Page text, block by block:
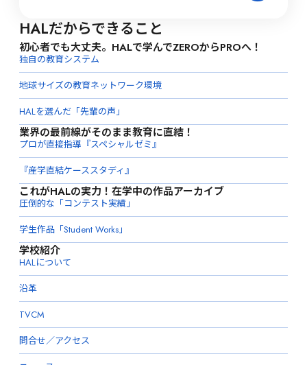
HALだからできること
初心者でも大丈夫。HALで学んでZEROからPROへ！
独自の教育システム
地球サイズの教育ネットワーク環境
HALを選んだ「先輩の声」
業界の最前線がそのまま教育に直結！
プロが直接指導『スペシャルゼミ』
『産学直結ケーススタディ』
これがHALの実力！在学中の作品アーカイブ
圧倒的な「コンテスト実績」
学生作品「Student Works」
学校紹介
HALについて
沿革
TVCM
問合せ／アクセス